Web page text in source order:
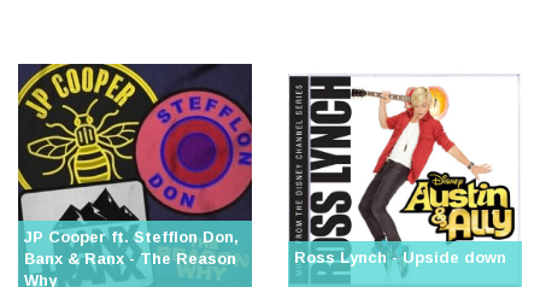
JP Cooper ft. Stefflon Don,
Banx & Ranx - The Reason
Why
Ross Lynch - Upside down